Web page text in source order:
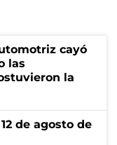
cayó
las
la
de agosto de